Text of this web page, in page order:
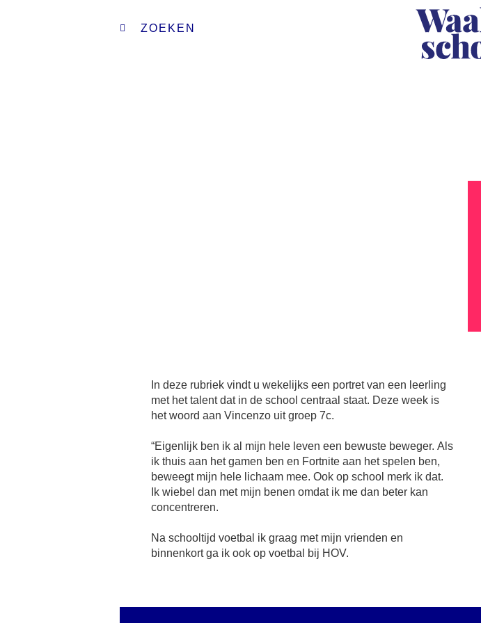
ZOEKEN
In deze rubriek vindt u wekelijks een portret van een leerling
met het talent dat in de school centraal staat. Deze week is
het woord aan Vincenzo uit groep 7c.
“Eigenlijk ben ik al mijn hele leven een bewuste beweger. Als
ik thuis aan het gamen ben en Fortnite aan het spelen ben,
beweegt mijn hele lichaam mee. Ook op school merk ik dat.
Ik wiebel dan met mijn benen omdat ik me dan beter kan
concentreren.
Na schooltijd voetbal ik graag met mijn vrienden en
binnenkort ga ik ook op voetbal bij HOV.